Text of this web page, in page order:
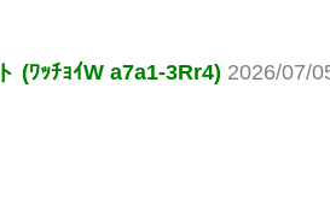
(ﾜｯﾁｮｲW a7a1-3Rr4) 2026/07/